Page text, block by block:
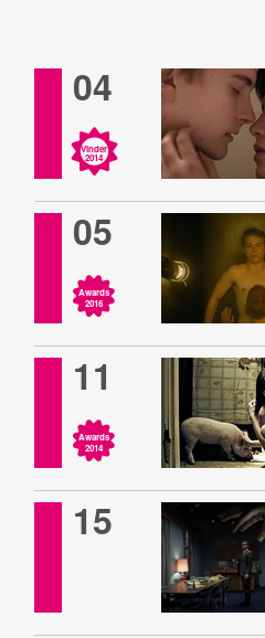
04
Vinder
2014
05
Awards
2016
11
Awards
2014
15